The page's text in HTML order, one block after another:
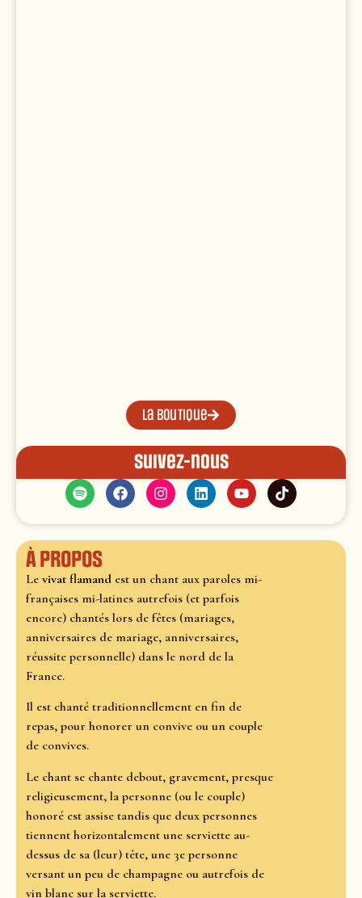
La boutique
Suivez-nous
À propos
Le vivat flamand est un chant aux paroles mi-
françaises mi-latines autrefois (et parfois
encore) chantés lors de fêtes (mariages,
anniversaires de mariage, anniversaires,
réussite personnelle) dans le nord de la
France.
Il est chanté traditionnellement en fin de
repas, pour honorer un convive ou un couple
de convives.
Le chant se chante debout, gravement, presque
religieusement, la personne (ou le couple)
honoré est assise tandis que deux personnes
tiennent horizontalement une serviette au-
dessus de sa (leur) tête, une 3e personne
versant un peu de champagne ou autrefois de
vin blanc sur la serviette.